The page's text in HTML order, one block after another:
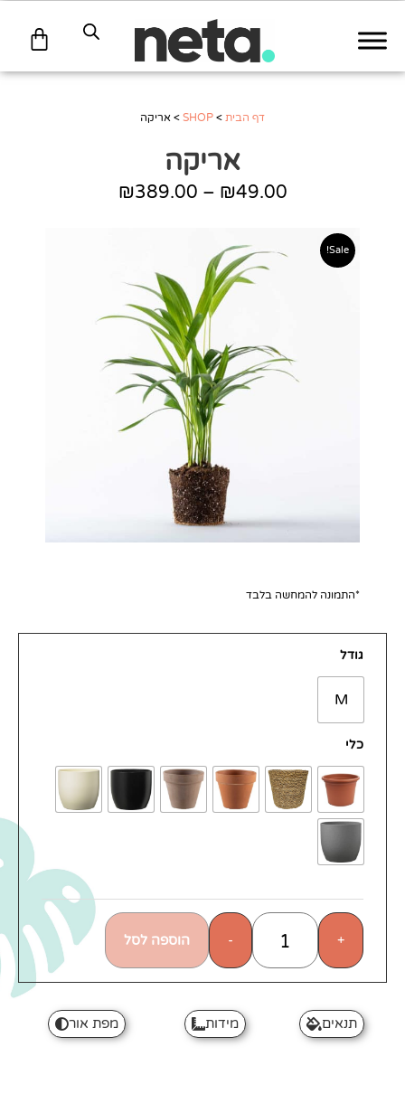
גודל
M
כלי
+
אריקה
- הוספה לסל
תנאים מידות מפת אור
דף הבית >
SHOP
> אריקה
אריקה
₪49.00
–
₪389.00
Sale!
*התמונה להמחשה בלבד